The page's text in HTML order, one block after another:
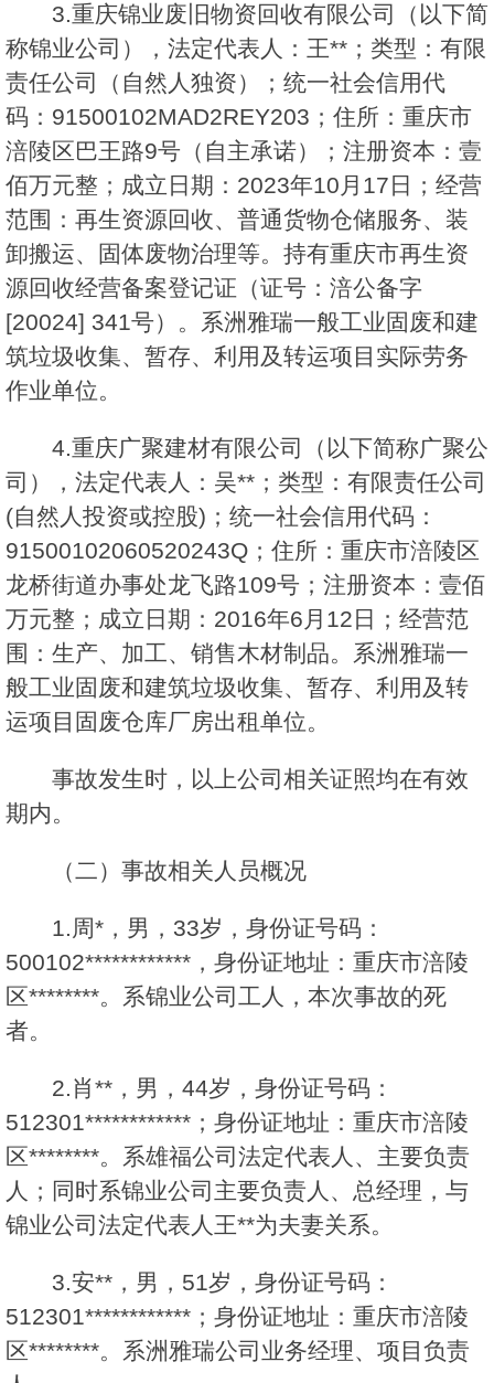
3.重庆锦业废旧物资回收有限公司（以下简
称锦业公司），法定代表人：王**；类型：有限
责任公司（自然人独资）；统一社会信用代
码：91500102MAD2REY203；住所：重庆市
涪陵区巴王路9号（自主承诺）；注册资本：壹
佰万元整；成立日期：2023年10月17日；经营
范围：再生资源回收、普通货物仓储服务、装
卸搬运、固体废物治理等。持有重庆市再生资
源回收经营备案登记证（证号：涪公备字
[20024] 341号）。系洲雅瑞一般工业固废和建
筑垃圾收集、暂存、利用及转运项目实际劳务
作业单位。
4.重庆广聚建材有限公司（以下简称广聚公
司），法定代表人：吴**；类型：有限责任公司
(自然人投资或控股)；统一社会信用代码：
91500102060520243Q；住所：重庆市涪陵区
龙桥街道办事处龙飞路109号；注册资本：壹佰
万元整；成立日期：2016年6月12日；经营范
围：生产、加工、销售木材制品。系洲雅瑞一
般工业固废和建筑垃圾收集、暂存、利用及转
运项目固废仓库厂房出租单位。
事故发生时，以上公司相关证照均在有效
期内。
（二）事故相关人员概况
1.周*，男，33岁，身份证号码：
500102************，身份证地址：重庆市涪陵
区********。系锦业公司工人，本次事故的死
者。
2.肖**，男，44岁，身份证号码：
512301************；身份证地址：重庆市涪陵
区********。系雄福公司法定代表人、主要负责
人；同时系锦业公司主要负责人、总经理，与
锦业公司法定代表人王**为夫妻关系。
3.安**，男，51岁，身份证号码：
512301************；身份证地址：重庆市涪陵
区********。系洲雅瑞公司业务经理、项目负责